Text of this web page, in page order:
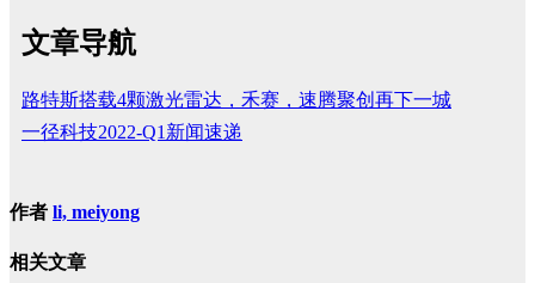
文章导航
路特斯搭载4颗激光雷达，禾赛，速腾聚创再下一城
一径科技2022-Q1新闻速递
作者 li, meiyong
相关文章